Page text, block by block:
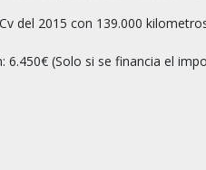
6.450€ (Solo si se financia el